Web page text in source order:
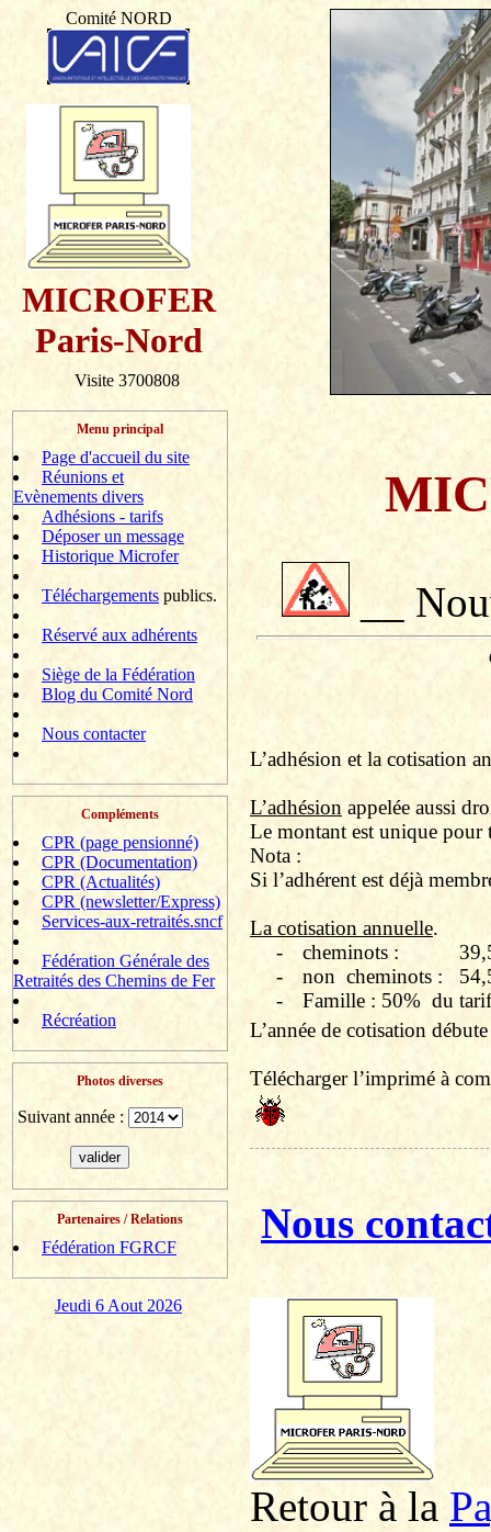
Comité NORD
MICROFER
Paris-Nord
Visite 3700808
Menu principal
Page d'accueil du site
Réunions et
Evènements divers
Adhésions - tarifs
Déposer un message
Historique Microfer
Téléchargements publics.
Réservé aux adhérents
Siège de la Fédération
Blog du Comité Nord
Nous contacter
Compléments
CPR (page pensionné)
CPR (Documentation)
CPR (Actualités)
CPR (newsletter/Express)
Services-aux-retraités.sncf
Fédération Générale des
Retraités des Chemins de Fer
Récréation
Photos diverses
Suivant année :
Partenaires / Relations
Fédération FGRCF
Jeudi 6 Aout 2026
__
L’adhésion et la cotisation
L’adhésion appelée aussi
Le montant est unique pour
Nota :
Si l’adhérent est déjà
La cotisation annuelle.
-
cheminots :
-
non cheminots :
-
Famille : 50% du
L’année de cotisation
Télécharger l’imprimé à
Nous
Retour à la P